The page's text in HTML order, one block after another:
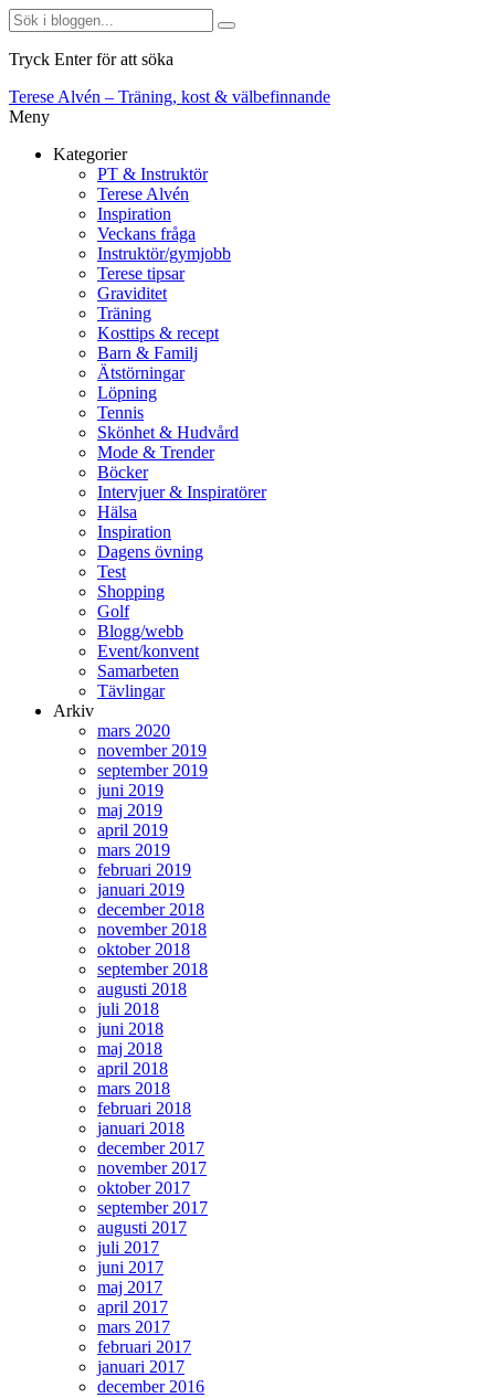
Tryck Enter för att söka
Terese Alvén – Träning, kost & välbefinnande
Meny
Kategorier
PT & Instruktör
Terese Alvén
Inspiration
Veckans fråga
Instruktör/gymjobb
Terese tipsar
Graviditet
Träning
Kosttips & recept
Barn & Familj
Ätstörningar
Löpning
Tennis
Skönhet & Hudvård
Mode & Trender
Böcker
Intervjuer & Inspiratörer
Hälsa
Inspiration
Dagens övning
Test
Shopping
Golf
Blogg/webb
Event/konvent
Samarbeten
Tävlingar
Arkiv
mars 2020
november 2019
september 2019
juni 2019
maj 2019
april 2019
mars 2019
februari 2019
januari 2019
december 2018
november 2018
oktober 2018
september 2018
augusti 2018
juli 2018
juni 2018
maj 2018
april 2018
mars 2018
februari 2018
januari 2018
december 2017
november 2017
oktober 2017
september 2017
augusti 2017
juli 2017
juni 2017
maj 2017
april 2017
mars 2017
februari 2017
januari 2017
december 2016